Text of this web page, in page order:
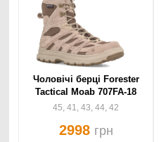
Чоловічі берці Forester
Tactical Moab 707FA-18
45, 41, 43, 44, 42
2998 грн